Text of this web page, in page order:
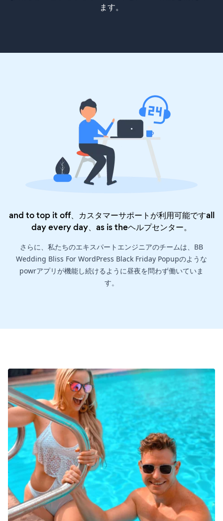
ます。
and to top it off、カスタマーサポートが利用可能ですall
day every day、as is theヘルプセンター。
さらに、私たちのエキスパートエンジニアのチームは、BB
Wedding Bliss For WordPress Black Friday Popupのような
powrアプリが機能し続けるように昼夜を問わず働いていま
す。